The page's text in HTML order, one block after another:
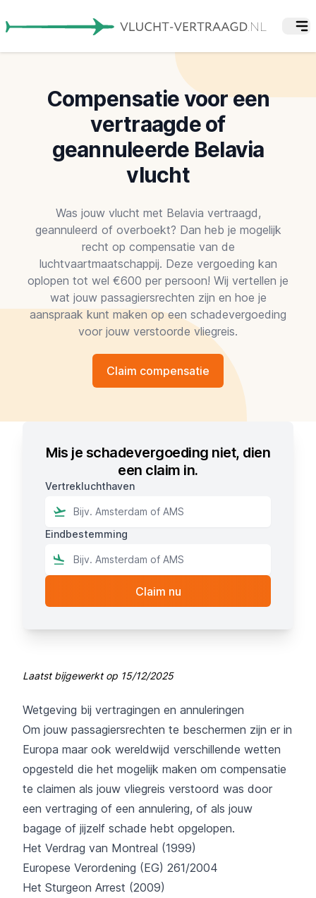
Compensatie voor een
vertraagde of
geannuleerde Belavia
vlucht
Was jouw vlucht met Belavia vertraagd,
geannuleerd of overboekt? Dan heb je mogelijk
recht op compensatie van de
luchtvaartmaatschappij. Deze vergoeding kan
oplopen tot wel €600 per persoon! Wij vertellen je
wat jouw passagiersrechten zijn en hoe je
aanspraak kunt maken op een schadevergoeding
voor jouw verstoorde vliegreis.
Claim compensatie
Mis je schadevergoeding niet, dien
een claim in.
Vertrekluchthaven
Eindbestemming
Laatst bijgewerkt op 15/12/2025
Wetgeving bij vertragingen en annuleringen
Om jouw passagiersrechten te beschermen zijn er in
Europa maar ook wereldwijd verschillende wetten
opgesteld die het mogelijk maken om compensatie
te claimen als jouw vliegreis verstoord was door
een vertraging of een annulering, of als jouw
bagage of jijzelf schade hebt opgelopen.
Het Verdrag van Montreal (1999)
Europese Verordening (EG) 261/2004
Het Sturgeon Arrest (2009)